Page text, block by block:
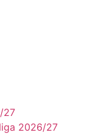
27
2026/27